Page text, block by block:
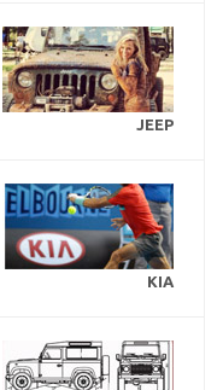
JEEP
KIA